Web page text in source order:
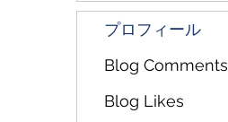
プロフィール
Blog Comments
Blog Likes